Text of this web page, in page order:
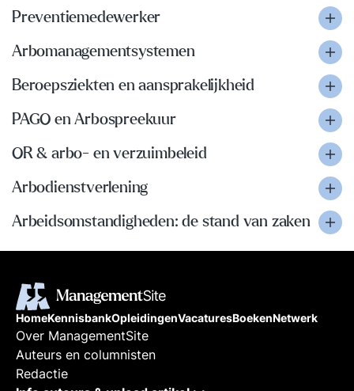
Preventiemedewerker
Arbomanagementsystemen
Beroepsziekten en aansprakelijkheid
PAGO en Arbospreekuur
OR & arbo- en verzuimbeleid
Arbodienstverlening
Arbeidsomstandigheden: de stand van zaken
HomeKennisbankOpleidingenVacaturesBoekenNetwerk
Over ManagementSite
Auteurs en columnisten
Redactie